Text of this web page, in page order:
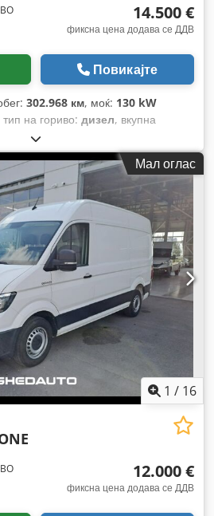
14.500 €
фиксна цена додава се ДДВ
Повикајте
302.968 км, моќ: 130 kW
тип на гориво: дизел, вкупна
носивост на товар:
, емисиона класа:Еуро 6,
Мал оглас
1 / 16
12.000 €
фиксна цена додава се ДДВ